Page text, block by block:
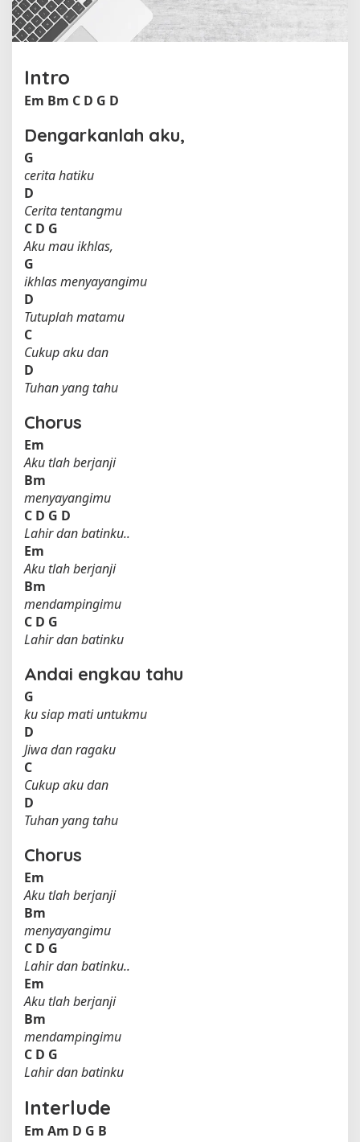
h
Intro
Em Bm C D G D
Dengarkanlah aku,
G
cerita hatiku
D
Cerita tentangmu
C D G
Aku mau ikhlas,
G
ikhlas menyayangimu
D
Tutuplah matamu
C
Cukup aku dan
D
Tuhan yang tahu
Chorus
Em
Aku tlah berjanji
Bm
menyayangimu
C D G D
Lahir dan batinku..
Em
Aku tlah berjanji
Bm
mendampingimu
C D G
Lahir dan batinku
Andai engkau tahu
G
ku siap mati untukmu
D
Jiwa dan ragaku
C
Cukup aku dan
D
Tuhan yang tahu
Chorus
Em
Aku tlah berjanji
Bm
menyayangimu
C D G
Lahir dan batinku..
Em
Aku tlah berjanji
Bm
mendampingimu
C D G
Lahir dan batinku
Interlude
Em Am D G B